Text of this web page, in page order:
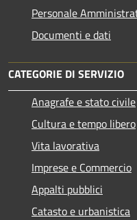
Personale
Documenti e dati
CATEGORIE DI SERVIZIO
Anagrafe e stato civile
Cultura e tempo libero
Vita lavorativa
Imprese e Commercio
Appalti pubblici
Catasto e urbanistica